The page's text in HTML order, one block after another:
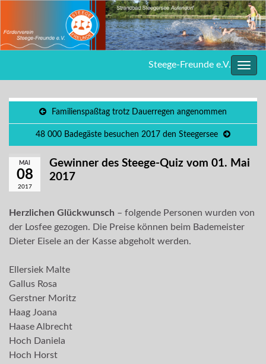
Steege-Freunde e.V.
Familienspaßtag trotz Dauerregen angenommen
48 000 Badegäste besuchen 2017 den Steegersee
MAI
08
2017
Gewinner des Steege-Quiz vom 01. Mai
2017
Herzlichen Glückwunsch – folgende Personen wurden von
der Losfee gezogen. Die Preise können beim Bademeister
Dieter Eisele an der Kasse abgeholt werden.
Ellersiek Malte
Gallus Rosa
Gerstner Moritz
Haag Joana
Haase Albrecht
Hoch Daniela
Hoch Horst